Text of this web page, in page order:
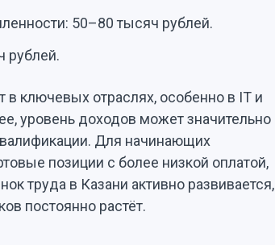
50–80 тысяч рублей.
рублей.
в ключевых отраслях, особенно в IT и
уровень доходов может значительно
Для начинающих
позиции с более низкой оплатой,
труда в Казани активно развивается,
постоянно растёт.